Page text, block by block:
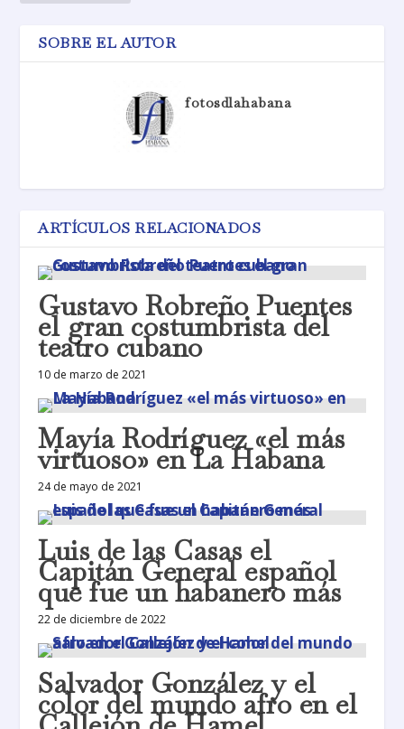
SOBRE EL AUTOR
fotosdlahabana
ARTÍCULOS RELACIONADOS
Gustavo Robreño Puentes
el gran costumbrista del
teatro cubano
10 de marzo de 2021
Mayía Rodríguez «el más
virtuoso» en La Habana
24 de mayo de 2021
Luis de las Casas el
Capitán General español
que fue un habanero más
22 de diciembre de 2022
Salvador González y el
color del mundo afro en el